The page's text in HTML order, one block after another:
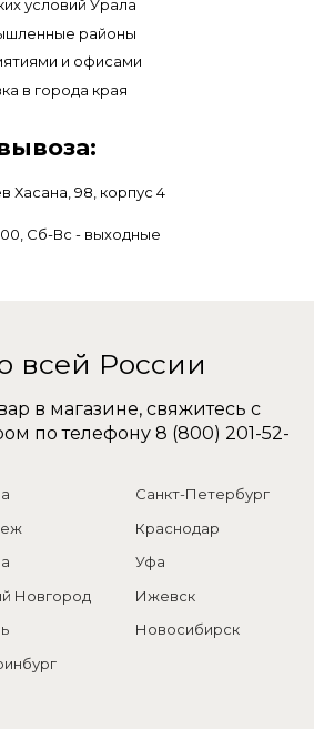
условий Урала
районы
и офисами
в города края
Хасана, 98, корпус 4
Сб-Вс - выходные
всей России
в магазине, свяжитесь с
по телефону 8 (800) 201-52-
Санкт-Петербург
Краснодар
Уфа
Новгород
Ижевск
Новосибирск